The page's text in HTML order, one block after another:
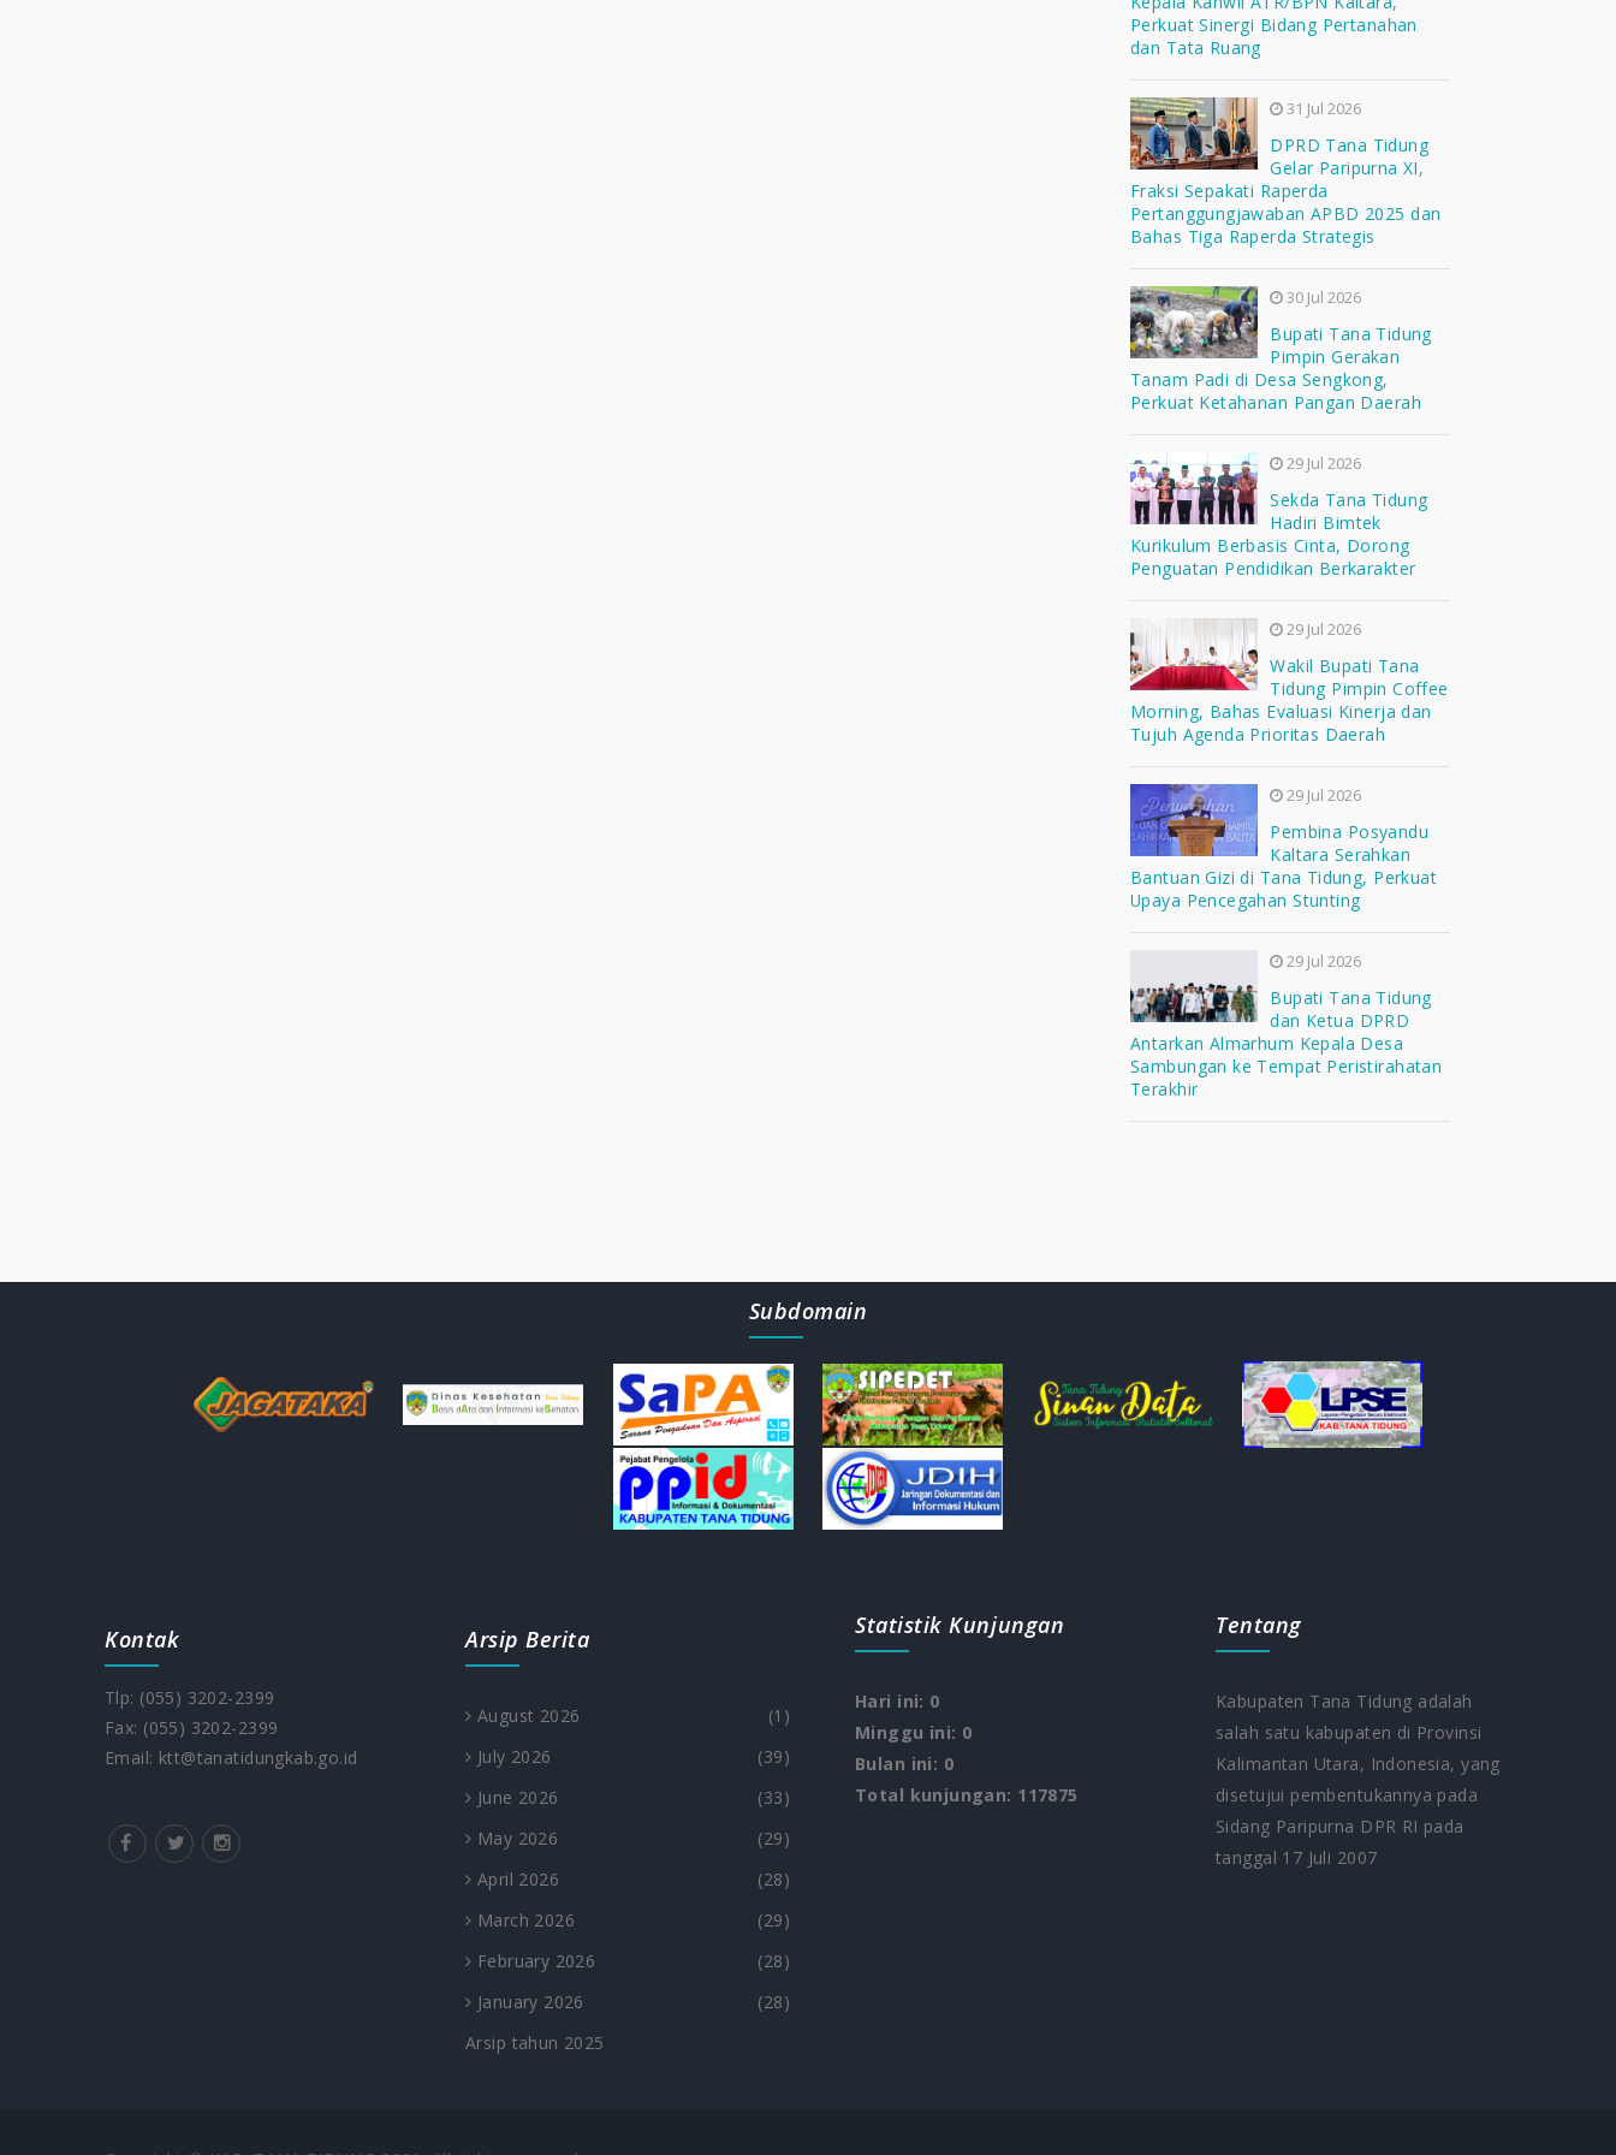
Perkuat Sinergi Bidang Pertanahan
dan Tata Ruang
31 Jul 2026
DPRD Tana Tidung
Gelar Paripurna XI,
Fraksi Sepakati Raperda
Pertanggungjawaban APBD 2025 dan
Bahas Tiga Raperda Strategis
30 Jul 2026
Bupati Tana Tidung
Pimpin Gerakan
Tanam Padi di Desa Sengkong,
Perkuat Ketahanan Pangan Daerah
29 Jul 2026
Sekda Tana Tidung
Hadiri Bimtek
Kurikulum Berbasis Cinta, Dorong
Penguatan Pendidikan Berkarakter
29 Jul 2026
Wakil Bupati Tana
Tidung Pimpin Coffee
Morning, Bahas Evaluasi Kinerja dan
Tujuh Agenda Prioritas Daerah
29 Jul 2026
Pembina Posyandu
Kaltara Serahkan
Bantuan Gizi di Tana Tidung, Perkuat
Upaya Pencegahan Stunting
29 Jul 2026
Bupati Tana Tidung
dan Ketua DPRD
Antarkan Almarhum Kepala Desa
Sambungan ke Tempat Peristirahatan
Terakhir
Subdomain
Kontak
Tlp: (055) 3202-2399
Fax: (055) 3202-2399
Email: ktt@tanatidungkab.go.id
Arsip Berita
August 2026
(1)
July 2026
(39)
June 2026
(33)
May 2026
(29)
April 2026
(28)
March 2026
(29)
February 2026
(28)
January 2026
(28)
Arsip tahun 2025
Statistik Kunjungan
Hari ini: 0
Minggu ini: 0
Bulan ini: 0
Total kunjungan: 117875
Tentang
Kabupaten Tana Tidung adalah
salah satu kabupaten di Provinsi
Kalimantan Utara, Indonesia, yang
disetujui pembentukannya pada
Sidang Paripurna DPR RI pada
tanggal 17 Juli 2007